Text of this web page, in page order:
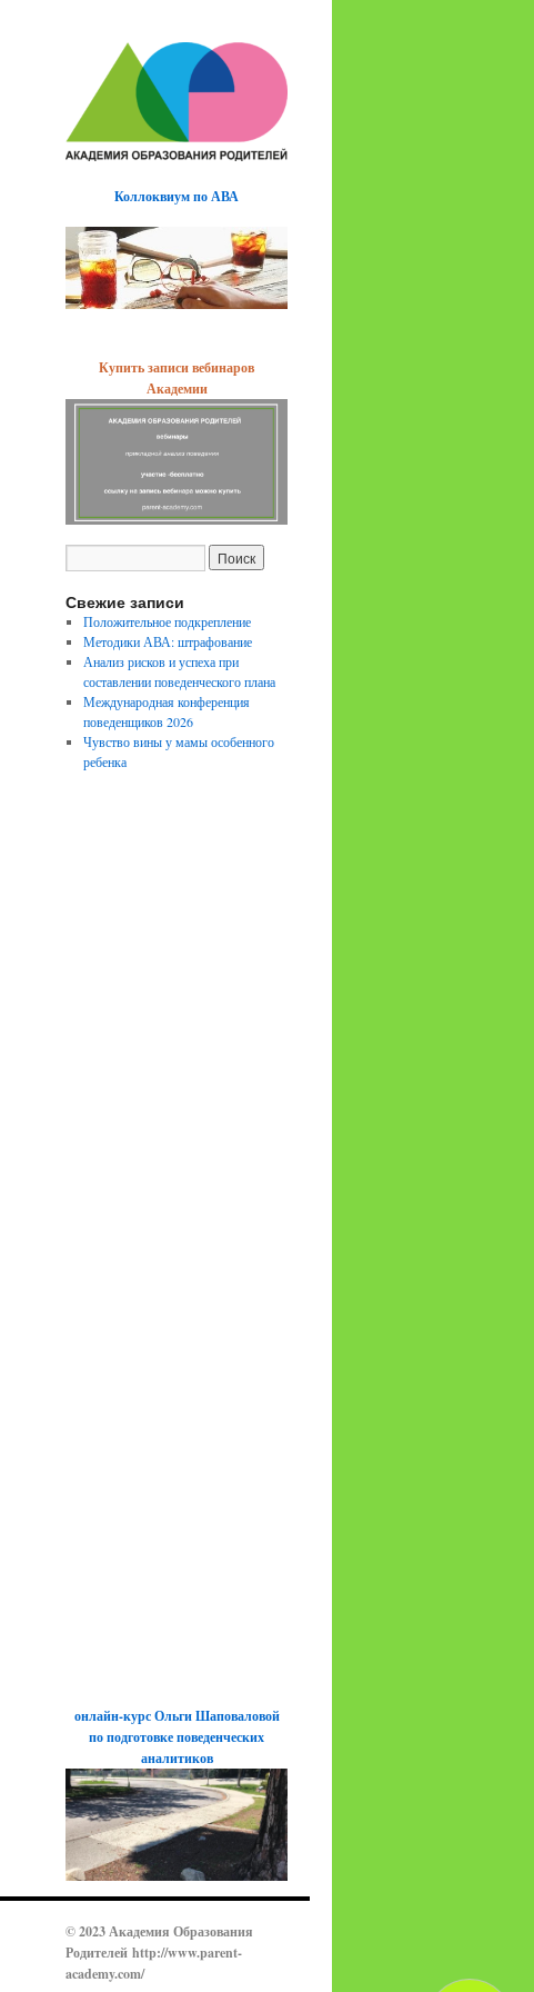
Коллоквиум по АВА
Купить записи вебинаров
Академии
Свежие записи
Положительное подкрепление
Методики АВА: штрафование
Анализ рисков и успеха при
составлении поведенческого плана
Международная конференция
поведенщиков 2026
Чувство вины у мамы особенного
ребенка
онлайн-курс Ольги Шаповаловой
по подготовке поведенческих
аналитиков
© 2023 Академия Образования
Родителей http://www.parent-
academy.com/